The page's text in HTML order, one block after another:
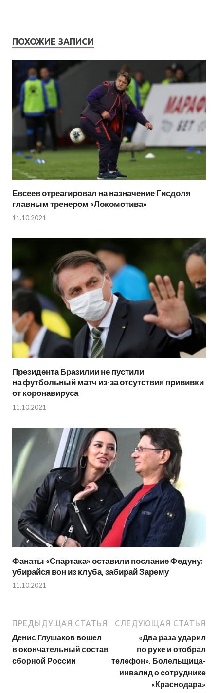
ПОХОЖИЕ ЗАПИСИ
Евсеев отреагировал на назначение Гисдоля
главным тренером «Локомотива»
11.10.2021
Президента Бразилии не пустили
на футбольный матч из-за отсутствия прививки
от коронавируса
11.10.2021
Фанаты «Спартака» оставили послание Федуну:
убирайся вон из клуба, забирай Зарему
11.10.2021
ПРЕДЫДУЩАЯ СТАТЬЯ
Денис Глушаков вошел
в окончательный состав
сборной России
СЛЕДУЮЩАЯ СТАТЬЯ
«Два раза ударил
по руке и отобрал
телефон». Болельщица-
инвалид о сотруднике
«Краснодара»